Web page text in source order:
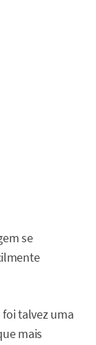
se
foi talvez uma
mais